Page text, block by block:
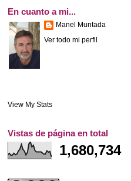
En cuanto a mi...
Manel Muntada
Ver todo mi perfil
View My Stats
Vistas de página en total
1,680,734